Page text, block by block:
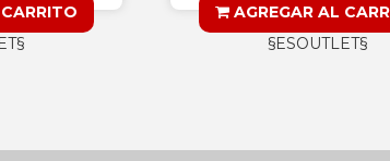
AGREGAR AL
§ESOUTLET§